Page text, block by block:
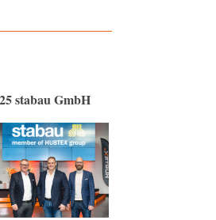
stabau GmbH